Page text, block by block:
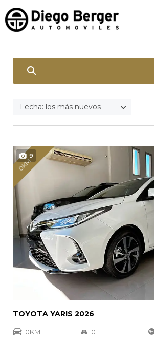
Fecha: los más nuevos
9
0KM
TOYOTA YARIS 2026
0KM 0